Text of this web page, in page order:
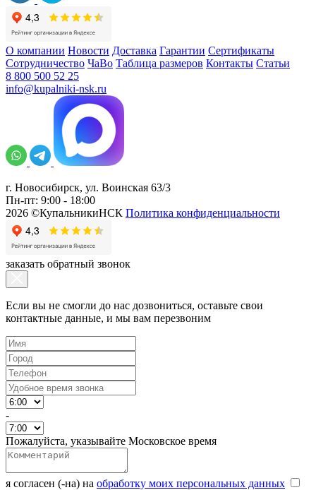
О компании Новости Доставка Гарантии Сертификаты
Сотрудничество ЧаВо Таблица размеров Контакты Статьи
8 800 500 52 25
info@kupalniki-nsk.ru
г. Новосибирск, ул. Воинская 63/3
Пн-пт: 9:00 - 18:00
2026 ©КупальникиНСК Политика конфиденциальности
заказать обратный звонок
Если вы не смогли до нас дозвониться, оставьте свои
контактные данные, и мы вам перезвоним
-
Пожалуйста, указывайте Московское время
я согласен (-на) на обработку моих персональных данных